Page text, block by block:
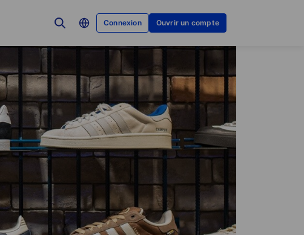
Connexion Ouvrir un compte